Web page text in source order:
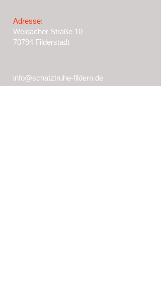
Adresse:
Weidacher Straße 10
70794 Filderstadt
info@schatztruhe-fildern.de